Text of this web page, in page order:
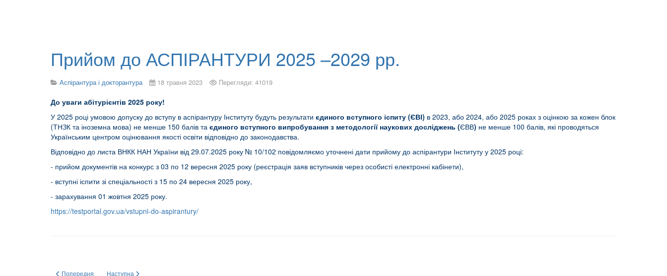
Прийом до АСПІРАНТУРИ 2025 –2029 рр.
Аспірантура і докторантура 18 травня 2023 Перегляди: 41019
До уваги абітурієнтів 2025 року!
У 2025 році умовою допуску до вступу в аспірантуру Інституту будуть результати єдиного вступного іспиту (ЄВІ) в 2023, або 2024, або 2025 роках з оцінкою за кожен блок
(ТНЗК та іноземна мова) не менше 150 балів та єдиного вступного випробування з методології наукових досліджень (ЄВВ) не менше 100 балів, які проводяться
Українським центром оцінювання якості освіти відповідно до законодавства.
Відповідно до листа ВНКК НАН України від 29.07.2025 року № 10/102 повідомляємо уточнені дати прийому до аспірантури Інституту у 2025 році:
- прийом документів на конкурс з 03 по 12 вересня 2025 року (реєстрація заяв вступників через особисті електронні кабінети),
- вступні іспити зі спеціальності з 15 по 24 вересня 2025 року,
- зарахування 01 жовтня 2025 року.
https://testportal.gov.ua/vstupni-do-aspirantury/
Попередня стаття: ВСТУПНИЙ ІСПИТ 17 вересня 2025 року о 10:30, каб. 1-22, 1 корпус
Попередня Наступна стаття: Супровід освітніх програм та забезпечення якості: практичні аспекти акредитації
Наступна